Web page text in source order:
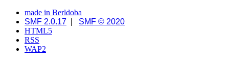
made in Berldoba
SMF 2.0.17
SMF © 2020
HTML5
RSS
WAP2